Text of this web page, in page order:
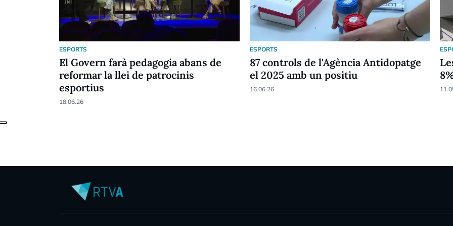
ESPORTS
El Govern farà pedagogia abans de
reformar la llei de patrocinis
esportius
18.06.26
ESPORTS
87 controls de l'Agència Antidopatge
el 2025 amb un positiu
16.06.26